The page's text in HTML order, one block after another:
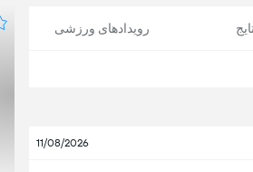
رویدادهای ورزشی
11/08/2026